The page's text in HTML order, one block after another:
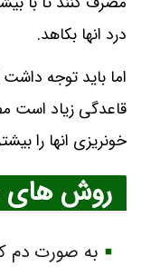
درد انها بکاهد.
اما باید توجه
قاعدگی زیاد است
خونریزی انها را
روش های